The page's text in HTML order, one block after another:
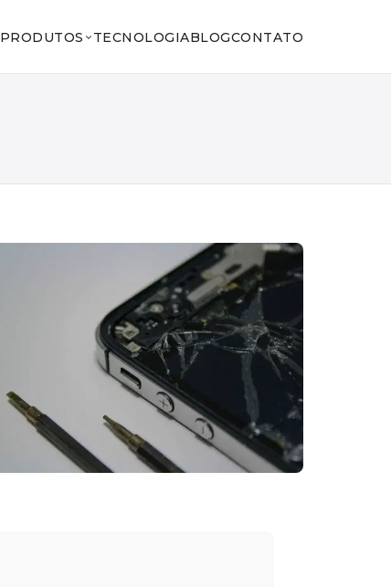
PRODUTOS TECNOLOGIABLOGCONTATO